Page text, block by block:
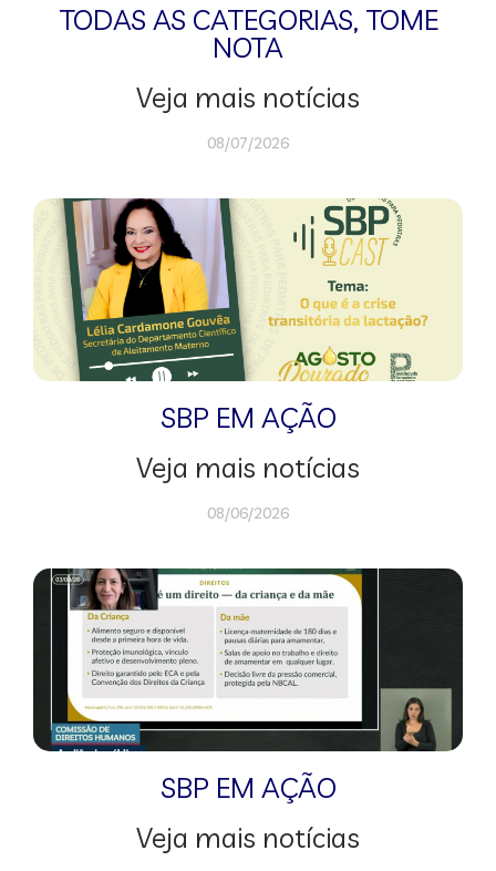
TODAS AS CATEGORIAS, TOME
NOTA
Veja mais notícias
08/07/2026
SBP EM AÇÃO
Veja mais notícias
08/06/2026
SBP EM AÇÃO
Veja mais notícias